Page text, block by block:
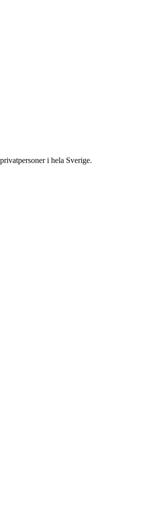
i hela Sverige.